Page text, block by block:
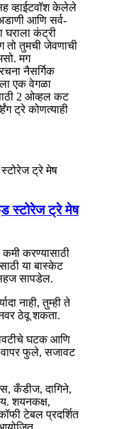
व्हाईटवॉश केलेले
आणि सर्व-
घराला कंट्री
तो तुमची जेवणाची
मग
नैसर्गिक
एक वेगळा
2 ओव्हल कट
ट्रे कोणत्याही
स्टोरेज ट्रे मेष
करण्यासाठी
या बास्केट
सहज सापडेल.
नाही, तुम्ही ते
ठेवू शकता.
घटक आणि
वापर फुले, सजावट
कँडीज, दागिने,
शयनकक्ष,
टेबल प्रदर्शित